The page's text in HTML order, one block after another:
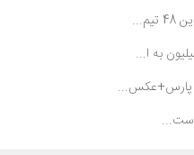
پارس+عکس...